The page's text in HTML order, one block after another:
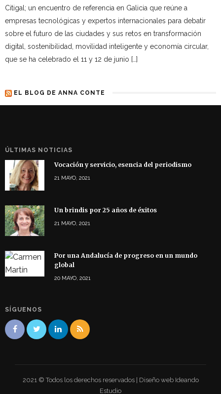
Citigal; un encuentro de referencia en Galicia que reúne a
empresas tecnológicas y expertos internacionales para debatir
sobre el futuro de las ciudades y sus retos en transformación
digital, sostenibilidad, movilidad inteligente y economía circular,
que se ha celebrado el 11 y 12 de junio […]
EL BLOG DE ANNA CONTE
ÚLTIMAS NOTICIAS
Vocación y servicio, esencia del periodismo
21 MAYO, 2021
Un brindis por 25 años de éxitos
21 MAYO, 2021
Por una Andalucía de progreso en un mundo
global
20 MAYO, 2021
SÍGUENOS
2021 © Todos los derechos reservados | Diseño web Ideando
Estudio